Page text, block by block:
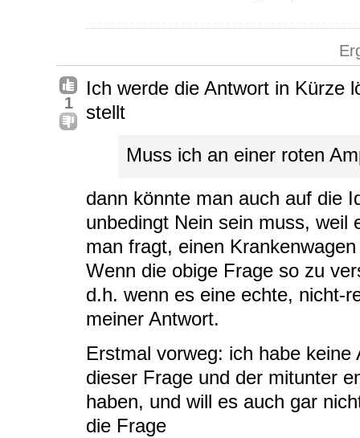
1
Ich werde die Antwort in Kürze
stellt
Muss ich an einer roten
dann könnte man auch auf die
unbedingt Nein sein muss, weil
man fragt, einen
Wenn die obige Frage so zu
d.h. wenn es eine echte, nicht-
meiner Antwort.
Erstmal vorweg: ich habe
dieser Frage und der mitunter
haben, und will es auch gar
die Frage